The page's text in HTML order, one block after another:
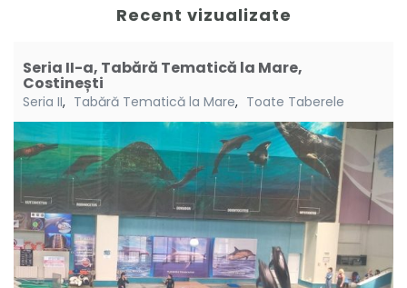
Recent vizualizate
Seria II-a, Tabără Tematică la Mare,
Costinești
Seria II, Tabără Tematică la Mare, Toate Taberele